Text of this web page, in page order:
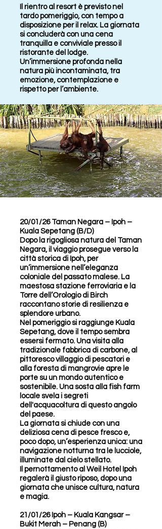
Il rientro al resort è previsto nel
tardo pomeriggio, con tempo a
disposizione per il relax. La giornata
si concluderà con una cena
tranquilla e conviviale presso il
ristorante del lodge.
Un’immersione profonda nella
natura più incontaminata, tra
emozione, contemplazione e
rispetto per l’ambiente.
20/01/26 Taman Negara – Ipoh –
Kuala Sepetang (B/D)
Dopo la rigogliosa natura del Taman
Negara, il viaggio prosegue verso la
città storica di Ipoh, per
un’immersione nell’eleganza
coloniale del passato malese. La
maestosa stazione ferroviaria e la
Torre dell’Orologio di Birch
raccontano storie di resilienza e
splendore urbano.
Nel pomeriggio si raggiunge Kuala
Sepetang, dove il tempo sembra
essersi fermato. Una visita alla
tradizionale fabbrica di carbone, al
pittoresco villaggio di pescatori e
alla foresta di mangrovie apre le
porte su un mondo autentico e
sostenibile. Una sosta alla fish farm
locale svela i segreti
dell'acquacoltura di questo angolo
del paese.
La giornata si chiude con una
deliziosa cena di pesce fresco e,
poco dopo, un’esperienza unica: una
navigazione notturna tra le lucciole,
illuminate dal cielo stellato.
Il pernottamento al Weil Hotel Ipoh
regalerà il giusto riposo, dopo una
giornata che unisce cultura, natura
e magia.
21/01/26 Ipoh – Kuala Kangsar –
Bukit Merah – Penang (B)